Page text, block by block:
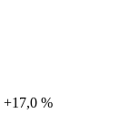
+17,0 %